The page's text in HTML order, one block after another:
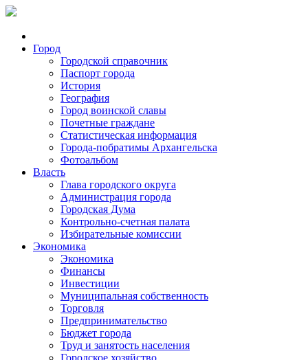
Город
Городской справочник
Паспорт города
История
География
Город воинской славы
Почетные граждане
Статистическая информация
Города-побратимы Архангельска
Фотоальбом
Власть
Глава городского округа
Администрация города
Городская Дума
Контрольно-счетная палата
Избирательные комиссии
Экономика
Экономика
Финансы
Инвестиции
Муниципальная собственность
Торговля
Предпринимательство
Бюджет города
Труд и занятость населения
Городское хозяйство